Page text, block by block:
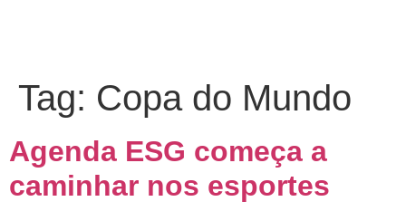
Tag: Copa do Mundo
Agenda ESG começa a
caminhar nos esportes